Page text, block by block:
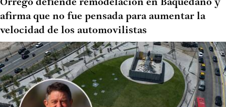
Orrego defiende remodelación en Baquedano y
afirma que no fue pensada para aumentar la
velocidad de los automovilistas